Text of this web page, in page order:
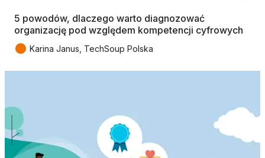
5 powodów, dlaczego warto diagnozować
organizację pod względem kompetencji cyfrowych
● Karina Janus, TechSoup Polska